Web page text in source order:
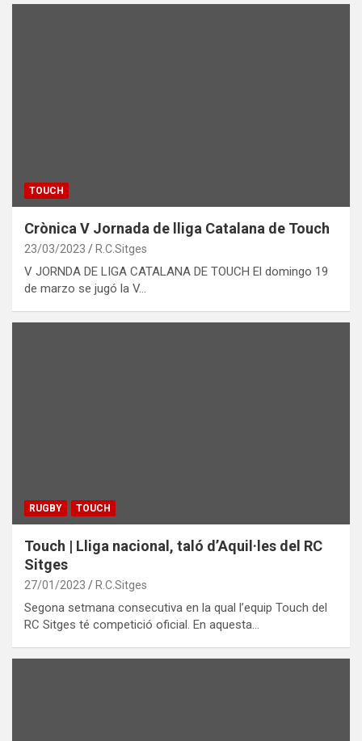
TOUCH
Crònica V Jornada de lliga Catalana de Touch
23/03/2023 R.C.Sitges
V JORNDA DE LIGA CATALANA DE TOUCH El domingo 19
de marzo se jugó la V…
RUGBY TOUCH
Touch | Lliga nacional, taló d’Aquil·les del RC
Sitges
27/01/2023 R.C.Sitges
Segona setmana consecutiva en la qual l’equip Touch del
RC Sitges té competició oficial. En aquesta…